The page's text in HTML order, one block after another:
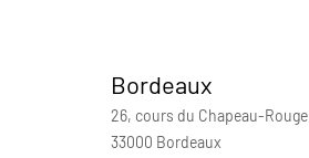
Bordeaux
26, cours du Chapeau-Rouge
33000 Bordeaux